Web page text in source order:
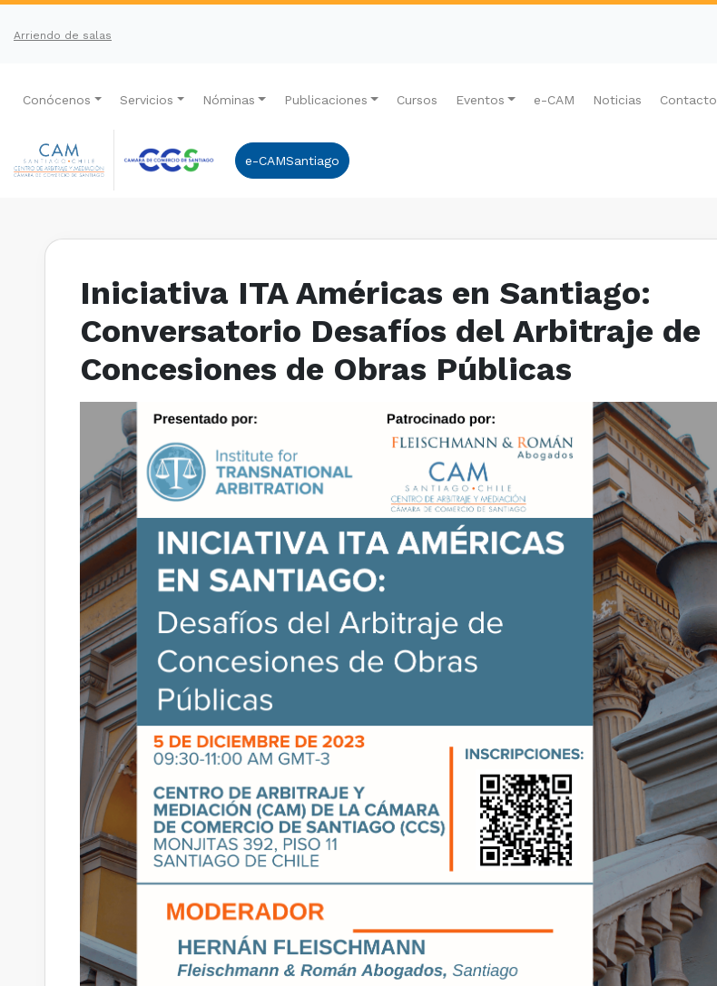
Arriendo de salas
Conócenos Servicios Nóminas Publicaciones Cursos Eventos e-CAM Noticias Contacto
e-CAMSantiago
Iniciativa ITA Américas en Santiago:
Conversatorio Desafíos del Arbitraje de
Concesiones de Obras Públicas